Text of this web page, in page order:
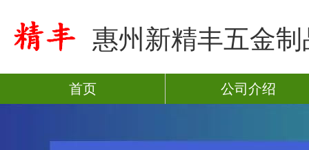
惠州新精丰五金
首页 公司介绍